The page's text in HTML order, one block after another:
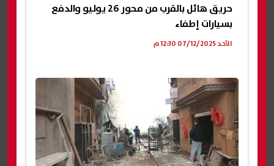
حريق هائل بالقرب من محور 26 يوليو والدفع
بسيارات إطفاء
الأحد 07/12/2025 12:30 م